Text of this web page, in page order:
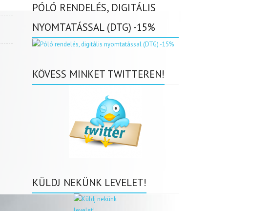
PÓLÓ RENDELÉS, DIGITÁLIS
NYOMTATÁSSAL (DTG) -15%
KÖVESS MINKET TWITTEREN!
KÜLDJ NEKÜNK LEVELET!